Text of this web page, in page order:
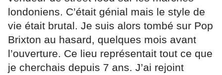
londoniens. C’était génial mais le style de
vie était brutal. Je suis alors tombé sur Pop
Brixton au hasard, quelques mois avant
l’ouverture. Ce lieu représentait tout ce que
je cherchais depuis 7 ans. J’ai rejoint